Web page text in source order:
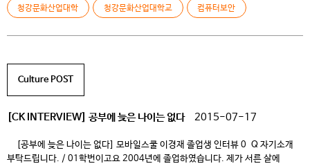
청강문화산업대학 청강문화산업대학교 컴퓨터보안
Culture POST
[CK INTERVIEW] 공부에 늦은 나이는 없다 2015-07-17
[공부에 늦은 나이는 없다] 모바일스쿨 이경재 졸업생 인터뷰 0 Q 자기소개
부탁드립니다. / 01학번이고요 2004년에 졸업하였습니다. 제가 서른 살에